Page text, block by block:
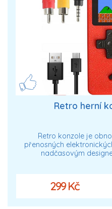
Retro herní
Retro konzole je
přenosných
nadčasovým
299 Kč